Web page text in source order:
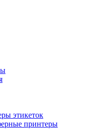
этикеток
принтеры